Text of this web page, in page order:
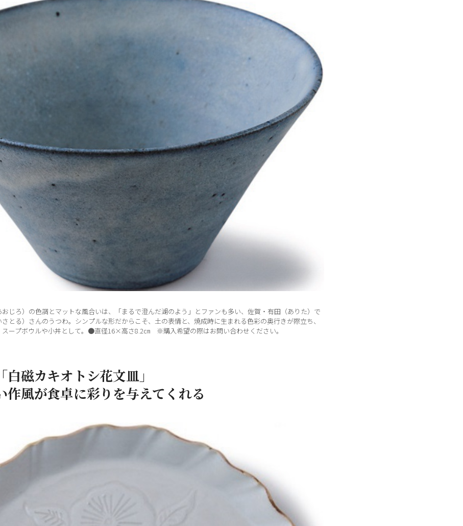
じろ）の色調とマットな風合いは、「まるで澄んだ湖のよう」とファンも多い、佐賀・有田（ありた）で
とる）さんのうつわ。シンプルな形だからこそ、土の表情と、焼成時に生まれる色彩の奥行きが際立ち、
スープボウルや小丼として。●直径16×高さ8.2㎝ ※購入希望の際はお問い合わせください。
磁カキオトシ花文皿」
作風が食卓に彩りを与えてくれる